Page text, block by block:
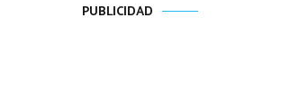
PUBLICIDAD